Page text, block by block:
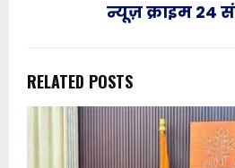
न्यूज़ क्राइम 24
RELATED POSTS